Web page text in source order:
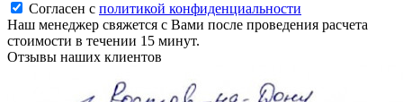
Согласен с политикой конфиденциальности
Наш менеджер свяжется с Вами после проведения расчета
стоимости в течении 15 минут.
Отзывы наших клиентов